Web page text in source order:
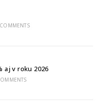
aj v roku 2026